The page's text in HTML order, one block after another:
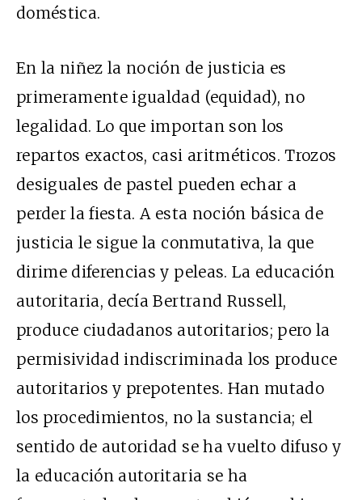
doméstica.
En la niñez la noción de justicia es
primeramente igualdad (equidad), no
legalidad. Lo que importan son los
repartos exactos, casi aritméticos. Trozos
desiguales de pastel pueden echar a
perder la fiesta. A esta noción básica de
justicia le sigue la conmutativa, la que
dirime diferencias y peleas. La educación
autoritaria, decía Bertrand Russell,
produce ciudadanos autoritarios; pero la
permisividad indiscriminada los produce
autoritarios y prepotentes. Han mutado
los procedimientos, no la sustancia; el
sentido de autoridad se ha vuelto difuso y
la educación autoritaria se ha